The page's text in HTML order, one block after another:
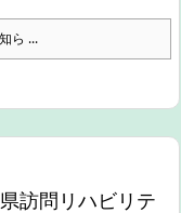
ら ...
訪問リハビリテ